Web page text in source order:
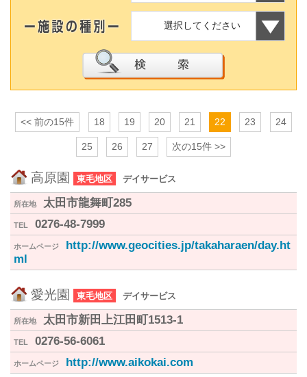
選択してください
<< 前の15件 18 19 20 21 22 23 24
25 26 27 次の15件 >>
高原園 東毛地区 デイサービス
所在地 太田市龍舞町285
TEL 0276-48-7999
ホームページ
http://www.geocities.jp/takaharaen/day.ht
ml
愛光園 東毛地区 デイサービス
所在地 太田市新田上江田町1513-1
TEL 0276-56-6061
ホームページ http://www.aikokai.com
事務局連絡先・所在地
お問い合わせ
会員専用ページ